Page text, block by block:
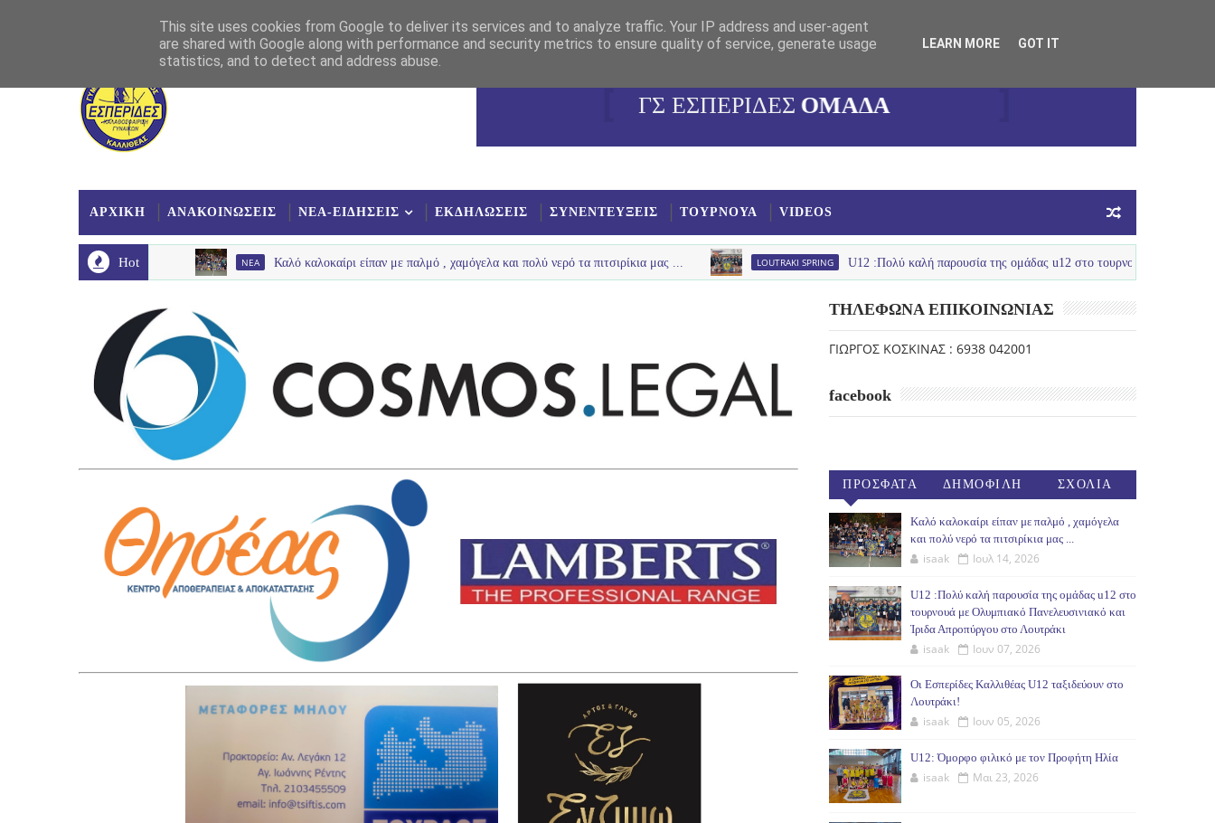
ΓΣ ΕΣΠΕΡΙΔΕΣ
ΓΥΝΑΙΚΕΙΑ
ΜΠΑΣΚΕΤ
ΑΡΧΙΚΗ ΑΝΑΚΟΙΝΩΣΕΙΣ ΝΕΑ-ΕΙΔΗΣΕΙΣ ΕΚΔΗΛΩΣΕΙΣ ΣΥΝΕΝΤΕΥΞΕΙΣ ΤΟΥΡΝΟΥΑ VIDEOS
Hot NEA Καλό καλοκαίρι είπαν με παλμό , χαμόγελα και πολύ νερό τα πιτσιρίκια μας ... LOUTRAKI SPRING U12 :Πολύ καλή παρουσία της ομάδας u12 στο τουρνουά με Ολυμπιακό
ΤΗΛΕΦΩΝΑ ΕΠΙΚΟΙΝΩΝΙΑΣ
ΓΙΩΡΓΟΣ ΚΟΣΚΙΝΑΣ : 6938 042001
facebook
ΠΡΟΣΦΑΤΑ ΔΗΜΟΦΙΛΗ ΣΧΟΛΙΑ
Καλό καλοκαίρι είπαν με παλμό , χαμόγελα
και πολύ νερό τα πιτσιρίκια μας ...
isaak Ιουλ 14, 2026
U12 :Πολύ καλή παρουσία της ομάδας u12 στο
τουρνουά με Ολυμπιακό Πανελευσινιακό και
Ίριδα Απροπύργου στο Λουτράκι
isaak Ιουν 07, 2026
Οι Εσπερίδες Καλλιθέας U12 ταξιδεύουν στο
Λουτράκι!
isaak Ιουν 05, 2026
U12: Όμορφο φιλικό με τον Προφήτη Ηλία
isaak Μαι 23, 2026
This site uses cookies from Google to deliver its services and to analyze traffic. Your IP address and user-agent
are shared with Google along with performance and security metrics to ensure quality of service, generate usage
statistics, and to detect and address abuse.
LEARN MORE GOT IT